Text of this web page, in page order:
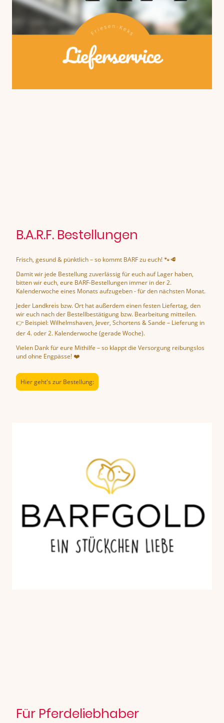
B.A.R.F. Bestellungen
Frisch, gesund & pünktlich – so kommt BARF zu euch! 🐾🥩
Damit wir jede Bestellung zuverlässig für euch auf Lager haben,
bitten wir euch, eure BARF-Bestellungen immer in der 2.
Kalenderwoche eines Monats aufzugeben - für den nächsten Monat.
Jeder Landkreis bzw. Ort hat außerdem einen festen Liefertag, den
wir euch nach der Bestellbestätigung bzw. Bearbeitung mitteilen.
👉 Beispiel: Wilhelmshaven, Jever, Schortens & Sande – Lieferung in
der 4. oder 2. Kalenderwoche (gerade Woche).
Vielen Dank für eure Mithilfe – so klappt die Versorgung reibungslos
und ohne Engpässe! ❤️
Hier geht's zur Bestellung:
Für Pferdeliebhaber